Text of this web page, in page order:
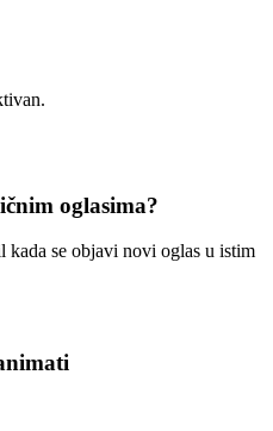
oglasima?
kada se objavi novi oglas u istim